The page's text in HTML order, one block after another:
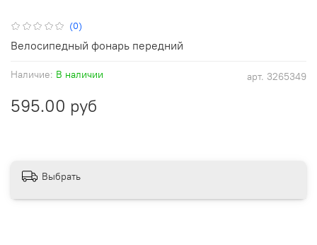
(0)
арт. 3265349
Наличие: В наличии
595.00 руб
Велосипедный фонарь передний
Выбрать